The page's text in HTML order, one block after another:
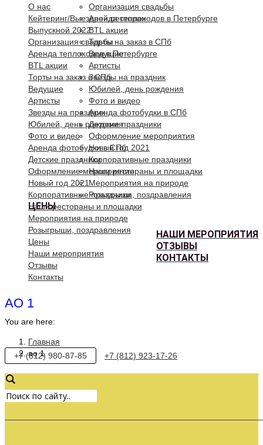
Организация свадьбы
Аренда теплоходов в Петербурге
BTL акции
Торты на заказ в СПб
Ведущие
Артисты
Звезды на праздник
Юбилей, день рождения
Фото и видео
Аренда фотобудки в СПб
Детские праздники
Оформление мероприятия
Новый год 2021
Корпоративные праздники
Наши рестораны и площадки
Мероприятия на природе
Розыгрыши, поздравления
ЦЕНЫ
НАШИ МЕРОПРИЯТИЯ
ОТЗЫВЫ
КОНТАКТЫ
О нас
Кейтеринг/Выездной ресторан
Выпускной 2022
Организация свадьбы
Аренда теплоходов в Петербурге
BTL акции
Торты на заказ в СПб
Ведущие
Артисты
Звезды на праздник
Юбилей, день рождения
Фото и видео
Аренда фотобудки в СПб
Детские праздники
Оформление мероприятия
Новый год 2021
Корпоративные праздники
Наши рестораны и площадки
Мероприятия на природе
Розыгрыши, поздравления
Цены
Наши мероприятия
Отзывы
Контакты
АО 1
You are here:
Главная
ао 1
+7 (812) 980-87-85 +7 (812) 923-17-26